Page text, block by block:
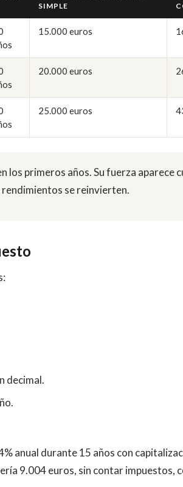
SIMPLE
15.000 euros
20.000 euros
25.000 euros
los primeros años. Su fuerza aparece
se reinvierten.
decimal.
anual durante 15 años con
9.004 euros, sin contar impuestos,